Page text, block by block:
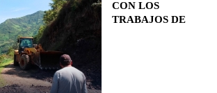
CON LOS
TRABAJOS DE